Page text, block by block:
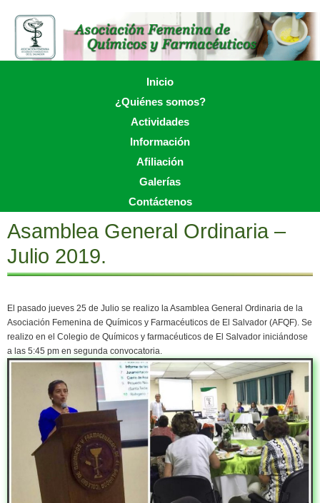
content
Inicio
¿Quiénes somos?
Actividades
Información
Afiliación
Galerías
Contáctenos
Asamblea General Ordinaria –
Julio 2019.
El pasado jueves 25 de Julio se realizo la Asamblea General Ordinaria de la
Asociación Femenina de Químicos y Farmacéuticos de El Salvador (AFQF). Se
realizo en el Colegio de Químicos y farmacéuticos de El Salvador iniciándose
a las 5:45 pm en segunda convocatoria.